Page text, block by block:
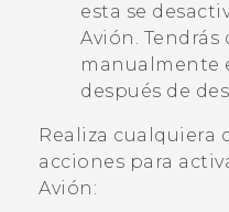
esta se
Avión. Tendrás
manualmente
después de
Realiza cualquiera
acciones para
Avión: